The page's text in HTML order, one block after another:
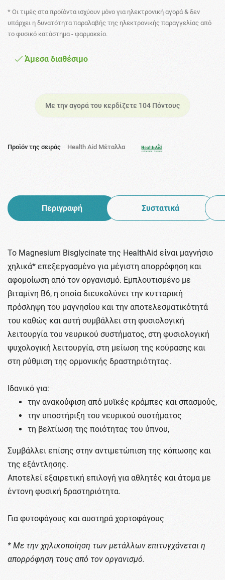
* Οι τιμές στα προϊόντα ισχύουν μόνο για ηλεκτρονική αγορά & δεν
υπάρχει η δυνατότητα παραλαβής της ηλεκτρονικής παραγγελίας από
το φυσικό κατάστημα - φαρμακείο.
Άμεσα διαθέσιμο
Με την αγορά του κερδίζετε 104 Πόντους
Προϊόν της σειράς Health Aid Μέταλλα
Περιγραφή Συστατικά
Το Magnesium Bisglycinate της HealthAid είναι μαγνήσιο
χηλικά* επεξεργασμένο για μέγιστη απορρόφηση και
αφομοίωση από τον οργανισμό. Εμπλουτισμένο με
βιταμίνη Β6, η οποία διευκολύνει την κυτταρική
πρόσληψη του μαγνησίου και την αποτελεσματικότητά
του καθώς και αυτή συμβάλλει στη φυσιολογική
λειτουργία του νευρικού συστήματος, στη φυσιολογική
ψυχολογική λειτουργία, στη μείωση της κούρασης και
στη ρύθμιση της ορμονικής δραστηριότητας.
Ιδανικό για:
την ανακούφιση από μυϊκές κράμπες και σπασμούς,
την υποστήριξη του νευρικού συστήματος
τη βελτίωση της ποιότητας του ύπνου,
Συμβάλλει επίσης στην αντιμετώπιση της κόπωσης και
της εξάντλησης.
Αποτελεί εξαιρετική επιλογή για αθλητές και άτομα με
έντονη φυσική δραστηριότητα.
Για φυτοφάγους και αυστηρά χορτοφάγους
* Με την χηλικοποίηση των μετάλλων επιτυγχάνεται η
απορρόφηση τους από τον οργανισμό.